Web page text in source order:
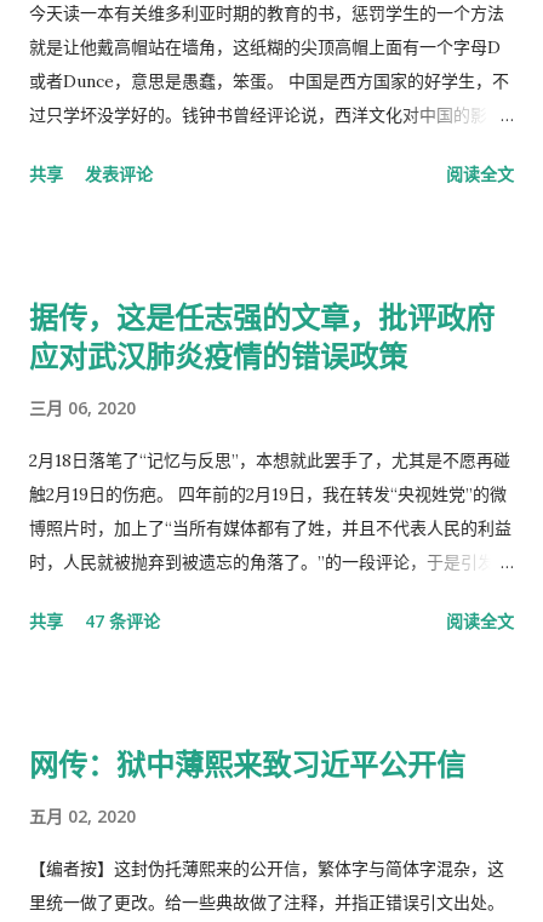
今天读一本有关维多利亚时期的教育的书，惩罚学生的一个方法
就是让他戴高帽站在墙角，这纸糊的尖顶高帽上面有一个字母D
或者Dunce，意思是愚蠢，笨蛋。 中国是西方国家的好学生，不
过只学坏没学好的。钱钟书曾经评论说，西洋文化对中国的影
不是老师往学生头上戴，而是学生往老师头上戴。
共享 发表评论 阅读全文
据传，这是任志强的文章，批评政府
应对武汉肺炎疫情的错误政策
三月 06, 2020
2月18日落笔了“记忆与反思”，本想就此罢手了，尤其是不愿再碰
触2月19日的伤疤。 四年前的2月19日，我在转发“央视姓党”的微
博照片时，加上了“当所有媒体都有了姓，并且不代表人民的利益
时，人民就被抛弃到被遗忘的角落了。”的一段评论，于是引发了
分！因此，每年的2月19日我都坚决的放下手中的笔，以守护曾经
病共同伤害的结果。 几天之后媒体上、网络上疯传着2月23日中
着比七千人大会更重要的现实意义，也被称为是一次伟大的会
议。 网上许多人在用各种方式吹嘘和吹捧这次大会的伟大意义，
共享 47 条评论 阅读全文
网传：狱中薄熙来致习近平公开信
五月 02, 2020
【编者按】这封伪托薄熙来的公开信，繁体字与简体字混杂，这
里统一做了更改。给一些典故做了注释，并指正错误引文出处。